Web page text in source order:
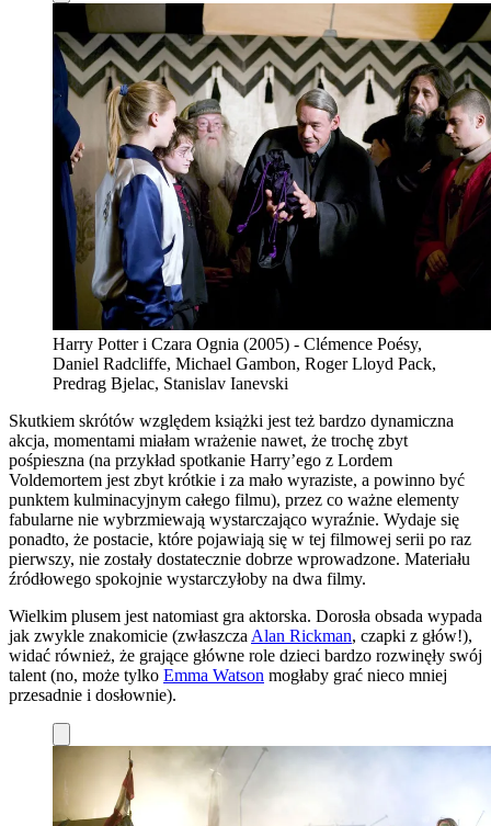
Harry Potter i Czara Ognia (2005) - Clémence Poésy,
Daniel Radcliffe, Michael Gambon, Roger Lloyd Pack,
Predrag Bjelac, Stanislav Ianevski
Skutkiem skrótów względem książki jest też bardzo dynamiczna
akcja, momentami miałam wrażenie nawet, że trochę zbyt
pośpieszna (na przykład spotkanie Harry’ego z Lordem
Voldemortem jest zbyt krótkie i za mało wyraziste, a powinno być
punktem kulminacyjnym całego filmu), przez co ważne elementy
fabularne nie wybrzmiewają wystarczająco wyraźnie. Wydaje się
ponadto, że postacie, które pojawiają się w tej filmowej serii po raz
pierwszy, nie zostały dostatecznie dobrze wprowadzone. Materiału
źródłowego spokojnie wystarczyłoby na dwa filmy.
Wielkim plusem jest natomiast gra aktorska. Dorosła obsada wypada
jak zwykle znakomicie (zwłaszcza Alan Rickman, czapki z głów!),
widać również, że grające główne role dzieci bardzo rozwinęły swój
talent (no, może tylko Emma Watson mogłaby grać nieco mniej
przesadnie i dosłownie).